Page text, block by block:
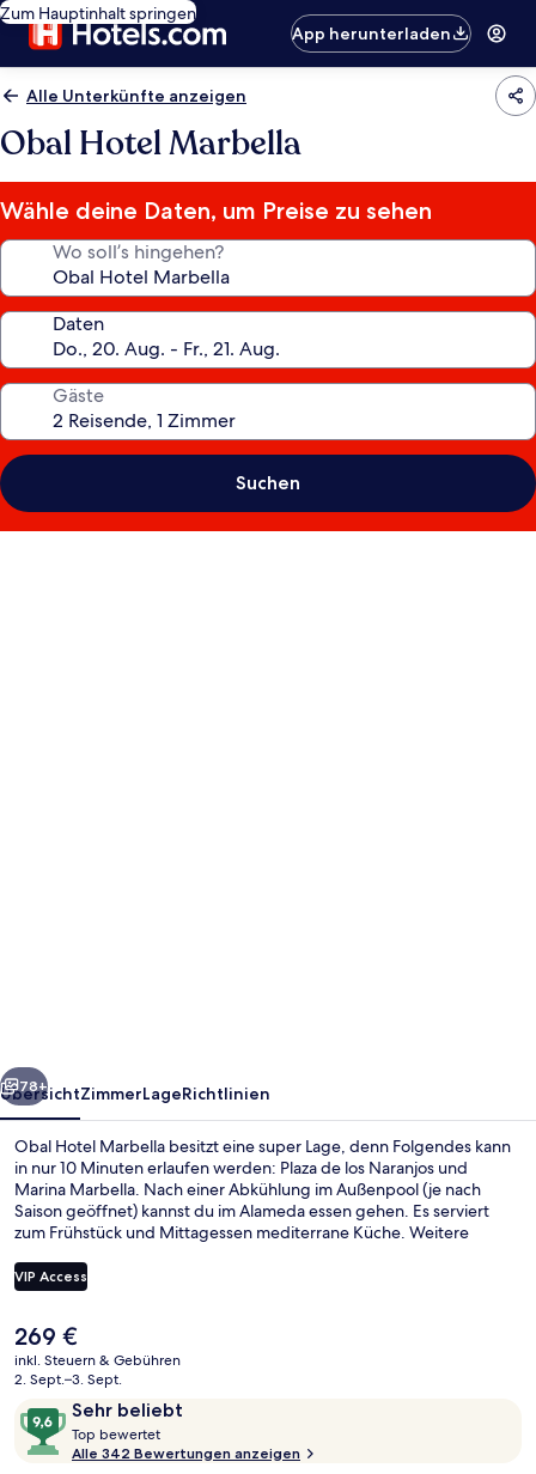
Zum Hauptinhalt springen
App herunterladen
Alle Unterkünfte anzeigen
Obal Hotel Marbella
Wähle deine Daten, um Preise zu sehen
Wo soll’s hingehen?
Daten
Gäste
Suchen
Weiter
78+
ÜbersichtZimmerLageRichtlinien
Obal Hotel Marbella besitzt eine super Lage, denn Folgendes kann
in nur 10 Minuten erlaufen werden: Plaza de los Naranjos und
Marina Marbella. Nach einer Abkühlung im Außenpool (je nach
Saison geöffnet) kannst du im Alameda essen gehen. Es serviert
zum Frühstück und Mittagessen mediterrane Küche. Weitere
Fitnessmöglichkeiten. Andere Reisende lieben das hilfsbereite
Personal.
VIP Access
Der
aktuelle
Preis
269 €.
269 €
inkl. Steuern & Gebühren
2. Sept.–3. Sept.
Bewertungen
Sehr beliebt
9,6
von
10,
Top bewertet
o
Alle 342 Bewertungen anzeigen